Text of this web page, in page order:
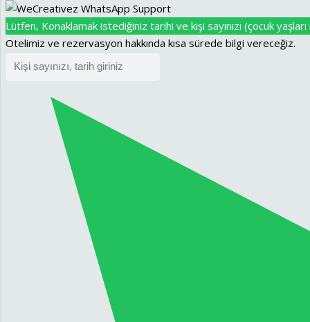
Lütfen, Konaklamak istediğiniz tarihi ve kişi sayınızı (çocuk yaşları
Otelimiz ve rezervasyon hakkında kısa sürede bilgi vereceğiz.